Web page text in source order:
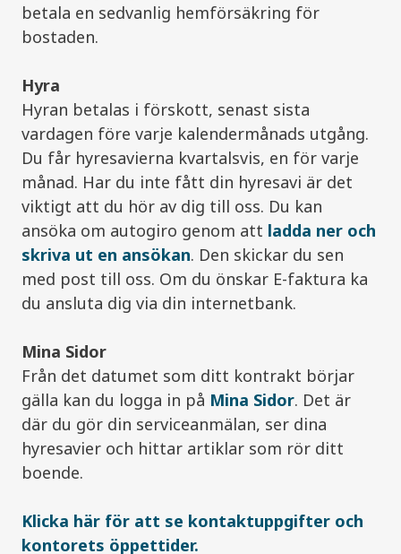
betala en sedvanlig hemförsäkring för
bostaden.
Hyra
Hyran betalas i förskott, senast sista
vardagen före varje kalendermånads utgång.
Du får hyresavierna kvartalsvis, en för varje
månad. Har du inte fått din hyresavi är det
viktigt att du hör av dig till oss. Du kan
ansöka om autogiro genom att ladda ner och
skriva ut en ansökan. Den skickar du sen
med post till oss. Om du önskar E-faktura ka
du ansluta dig via din internetbank.
Mina Sidor
Från det datumet som ditt kontrakt börjar
gälla kan du logga in på Mina Sidor. Det är
där du gör din serviceanmälan, ser dina
hyresavier och hittar artiklar som rör ditt
boende.
Klicka här för att se kontaktuppgifter och
kontorets öppettider.